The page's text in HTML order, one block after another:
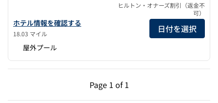
ヒルトン・ガーデン・イン・サンディエゴ/ランチョ・ベルナルド
ホテル情報を確認する
18.03 マイル
ヒルトン・オナーズ割引（返金不
可）
日付を選択
屋外プール
Page 1 of 1
前のページ（1/1）
Page 1 of 1